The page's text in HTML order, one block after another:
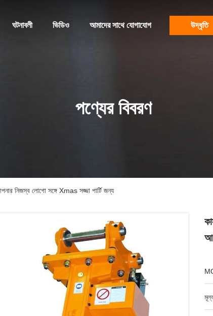
ঘটনাবলী ভিডিও আমাদের সাথে যোগাযোগ উদ্ধৃতি
পণ্যের বিবরণ
নিজস্ব লোগো সঙ্গে Xmas সজ্জা পার্টি জন্য